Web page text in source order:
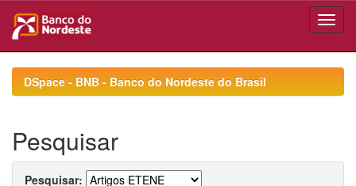
navigationDSpace - BNB - Banco do Nordeste do Brasil
Pesquisar
Pesquisar: